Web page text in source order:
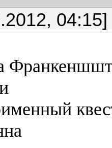
04:15]